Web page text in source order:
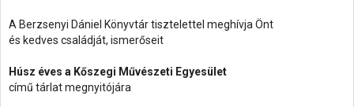
A Berzsenyi Dániel Könyvtár tisztelettel meghívja Önt
és kedves családját, ismerőseit
Húsz éves a Kőszegi Művészeti Egyesület
című tárlat megnyitójára